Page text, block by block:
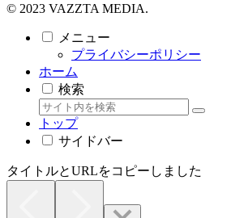
© 2023 VAZZTA MEDIA.
メニュー
プライバシーポリシー
ホーム
検索
トップ
サイドバー
タイトルとURLをコピーしました